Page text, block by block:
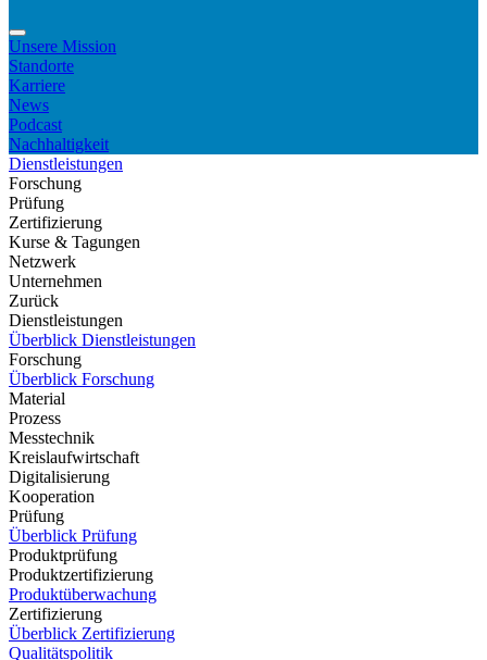
Unsere Mission
Standorte
Karriere
News
Podcast
Nachhaltigkeit
Dienstleistungen
Forschung
Prüfung
Zertifizierung
Kurse & Tagungen
Netzwerk
Unternehmen
Zurück
Dienstleistungen
Überblick Dienstleistungen
Forschung
Überblick Forschung
Material
Prozess
Messtechnik
Kreislaufwirtschaft
Digitalisierung
Kooperation
Prüfung
Überblick Prüfung
Produktprüfung
Produktzertifizierung
Produktüberwachung
Zertifizierung
Überblick Zertifizierung
Qualitätspolitik